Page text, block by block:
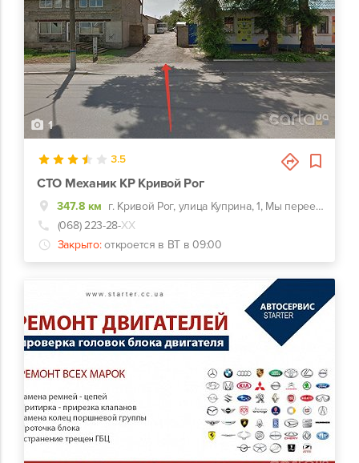
1
3.5
СТО Механик КР Кривой Рог
347.8 км
г. Кривой Рог, улица Куприна, 1, Мы переехали новый адрес ул.Мопровская 41 Прорізна 41
(068) 223-28-ХХ
Закрыто: откроется в ВТ в 09:00